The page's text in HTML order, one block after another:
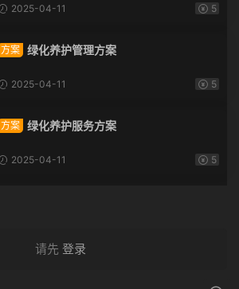
2025-04-11 5
方案 绿化养护管理方案
2025-04-11 5
方案 绿化养护服务方案
2025-04-11 5
请先 登录